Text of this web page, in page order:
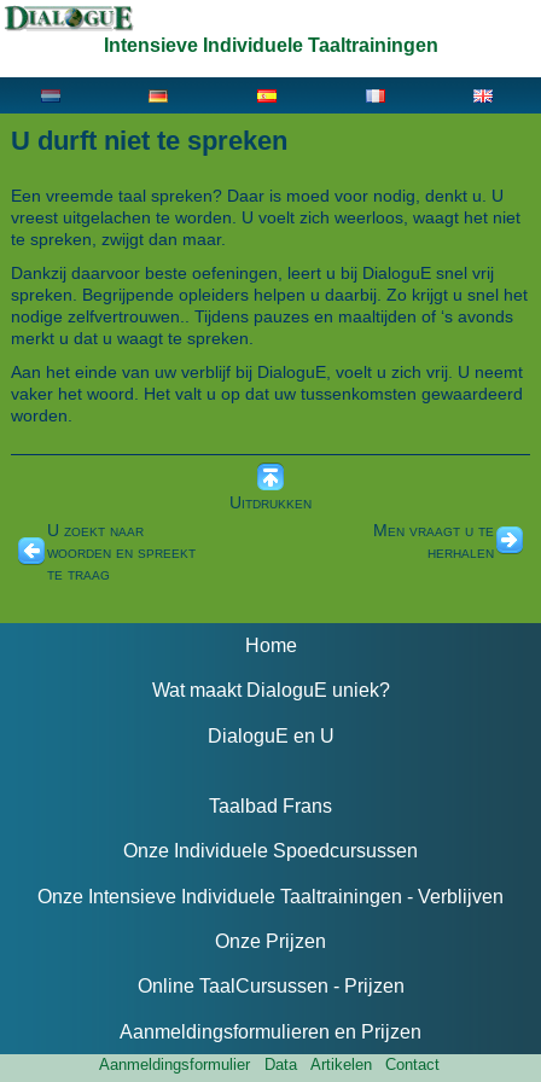
Intensieve Individuele Taaltrainingen
U durft niet te spreken
Een vreemde taal spreken? Daar is moed voor nodig, denkt u. U
vreest uitgelachen te worden. U voelt zich weerloos, waagt het niet
te spreken, zwijgt dan maar.
Dankzij daarvoor beste oefeningen, leert u bij DialoguE snel vrij
spreken. Begrijpende opleiders helpen u daarbij. Zo krijgt u snel het
nodige zelfvertrouwen.. Tijdens pauzes en maaltijden of ‘s avonds
merkt u dat u waagt te spreken.
Aan het einde van uw verblijf bij DialoguE, voelt u zich vrij. U neemt
vaker het woord. Het valt u op dat uw tussenkomsten gewaardeerd
worden.
Uitdrukken
U zoekt naar
woorden en spreekt
te traag
Men vraagt u te
herhalen
Home
Wat maakt DialoguE uniek?
DialoguE en U
Taalbad Frans
Onze Individuele Spoedcursussen
Onze Intensieve Individuele Taaltrainingen - Verblijven
Onze Prijzen
Online TaalCursussen - Prijzen
Aanmeldingsformulieren en Prijzen
Aanmeldingsformulier Data Artikelen Contact